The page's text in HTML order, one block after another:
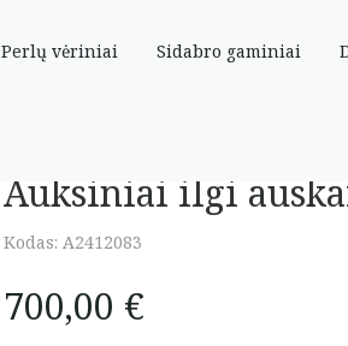
Perlų vėriniai Sidabro gaminiai
Auksiniai ilgi
Kodas: A2412083
700,00 €